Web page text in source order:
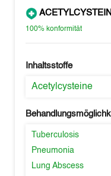
100% konformität
Inhaltsstoffe
Acetylcysteine
Tuberculosis
Pneumonia
Lung Abscess